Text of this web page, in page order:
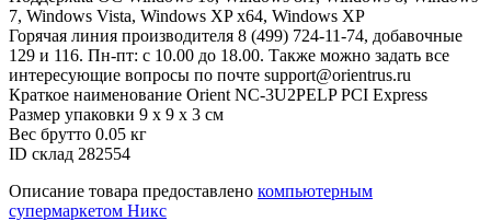
7, Windows Vista, Windows XP x64, Windows XP
Горячая линия производителя 8 (499) 724-11-74, добавочные
129 и 116. Пн-пт: с 10.00 до 18.00. Также можно задать все
интересующие вопросы по почте support@orientrus.ru
Краткое наименование Orient NC-3U2PELP PCI Express
Размер упаковки 9 x 9 x 3 см
Вес брутто 0.05 кг
ID склад 282554
Описание товара предоставлено компьютерным
супермаркетом Никс